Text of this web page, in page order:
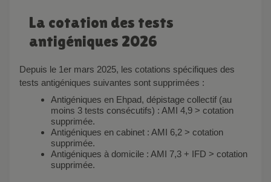
La cotation des tests
antigéniques 2026
Depuis le 1er mars 2025, les cotations spécifiques des
tests antigéniques suivantes sont supprimées :
Antigéniques en Ehpad, dépistage collectif (au
moins 3 tests consécutifs) : AMI 4,9 > cotation
supprimée.
Antigéniques en cabinet : AMI 6,2 > cotation
supprimée.
Antigéniques à domicile : AMI 7,3 + IFD > cotation
supprimée.